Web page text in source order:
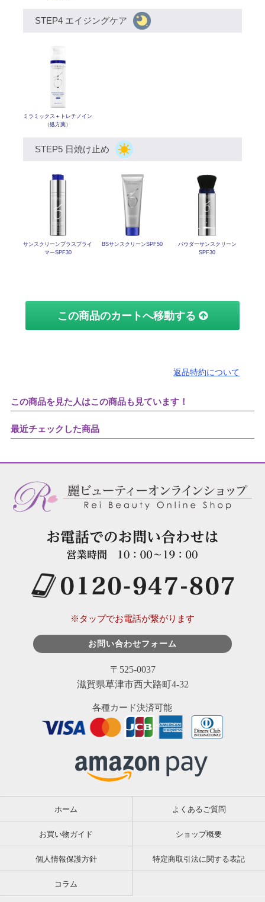
STEP4 エイジングケア
ミラミックス ＋トレチノイン
（処方薬）
STEP5 日焼け止め
サンスクリーンプラスプライ
マーSPF30
BSサンスクリーンSPF50
パウダーサンスクリーン
SPF30
この商品のカートへ移動する
返品特約について
この商品を見た人はこの商品も見ています！
最近チェックした商品
※タップでお電話が繋がります
お問い合わせフォーム
〒525-0037
滋賀県草津市西大路町4-32
各種カード決済可能
ホーム よくあるご質問
お買い物ガイド ショップ概要
個人情報保護方針 特定商取引法に関する表記
コラム